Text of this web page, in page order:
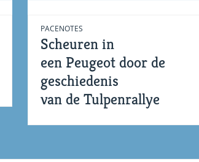
Scheuren in
een Peugeot door de
geschiedenis
van de Tulpenrallye
PACENOTES